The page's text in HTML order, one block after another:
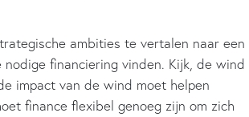
ambities te vertalen naar een
financiering vinden. Kijk, de wind
impact van de wind moet helpen
finance flexibel genoeg zijn om zich